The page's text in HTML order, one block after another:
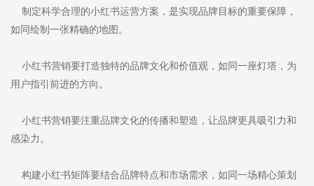
制定科学合理的小红书运营方案，是实现品牌目标的重要保障，
如同绘制一张精确的地图。
小红书营销要打造独特的品牌文化和价值观，如同一座灯塔，为
用户指引前进的方向。
小红书营销要注重品牌文化的传播和塑造，让品牌更具吸引力和
感染力。
构建小红书矩阵要结合品牌特点和市场需求，如同一场精心策划